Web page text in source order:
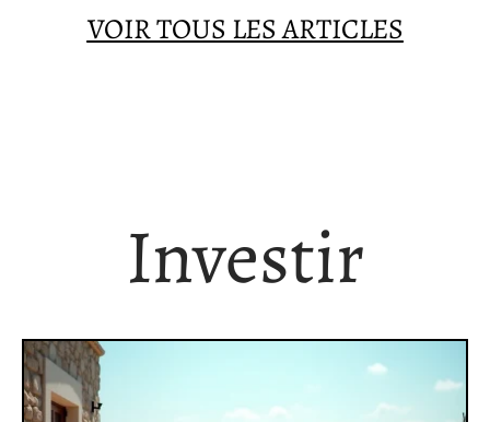
VOIR TOUS LES ARTICLES
Investir